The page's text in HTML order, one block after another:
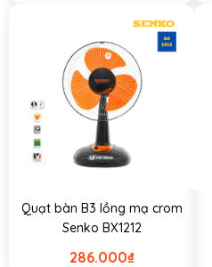
Quạt bàn B3 lồng mạ crom
Senko BX1212
₫
286.000